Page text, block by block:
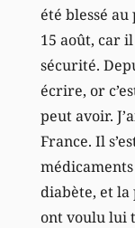
été blessé
15 août, car
sécurité.
écrire, or
peut avoir.
France. Il
diabète, et la
ont voulu lui